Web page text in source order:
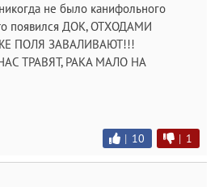
не было канифольного
появился ДОК, ОТХОДАМИ
ПОЛЯ ЗАВАЛИВАЮТ!!!
ТРАВЯТ, РАКА МАЛО НА
| 10 | 1